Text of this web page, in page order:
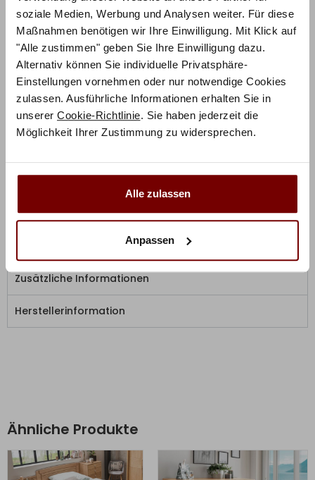
soziale Medien, Werbung und Analysen weiter. Für diese
Maßnahmen benötigen wir Ihre Einwilligung. Mit Klick auf
"Alle zustimmen" geben Sie Ihre Einwilligung dazu.
Alternativ können Sie individuelle Privatsphäre-
Einstellungen vornehmen oder nur notwendige Cookies
zulassen. Ausführliche Informationen erhalten Sie in
unserer Cookie-Richtlinie. Sie haben jederzeit die
Möglichkeit Ihrer Zustimmung zu widersprechen.
Alle zulassen
Anpassen
Falttürenschrank aus vielen Breiten und 2 Höhen und
suchen Sie sich für Korpus und Türen aus fünf Farben
Ihr Lieblingsdesign aus.
2 Einlegeböden und 1 Kleiderstange je Fach sind im
Lieferumfang enthalten. Weiteres Zubehör fügen Sie
einfach direkt hier im Konfigurator hinzu. Mit den
Passepartout-Rahmen, Kranzleisten oder einer LED-
eine ganz besondere Note.
Den Gleittürenschrank Loft bekommen Sie bei uns auch
alsKleiderschrank mit Spiegelnoder als
Zusätzliche Informationen
Herstellerinformation
Ähnliche Produkte